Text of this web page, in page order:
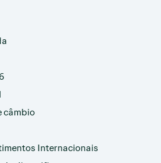
câmbio
Internacionais